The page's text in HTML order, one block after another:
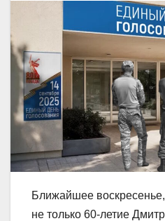
Ближайшее
не только 60-летие